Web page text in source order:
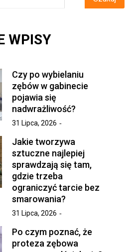
WPISY
Czy po wybielaniu
zębów w gabinecie
pojawia się
nadwrażliwość?
31 Lipca, 2026
Jakie tworzywa
sztuczne najlepiej
sprawdzają się tam,
gdzie trzeba
ograniczyć tarcie bez
smarowania?
31 Lipca, 2026
Po czym poznać, że
proteza zębowa